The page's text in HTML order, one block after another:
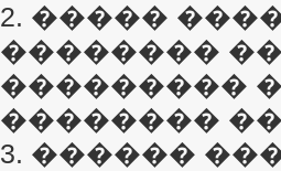
2. �����
��������
���������
��������
3. ������